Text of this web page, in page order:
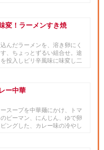
変！ラーメンすき焼
んだラーメンを、溶き卵にく
、ちょっとずるい組合せ。途
投入しピリ辛風味に味変し二
ー中華
スープを中華麺にかけ、トマ
ピーマン、にんじん、ゆで卵
ングした、カレー味の冷やし